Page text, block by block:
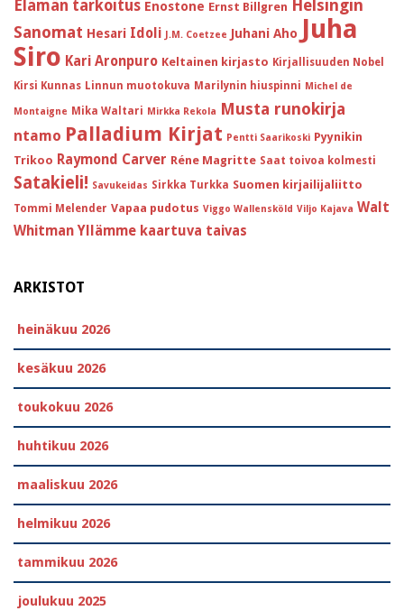
Elämän tarkoitus Enostone Ernst Billgren Helsingin
Sanomat Hesari Idoli J.M. Coetzee Juhani Aho Juha
Siro Kari Aronpuro Keltainen kirjasto Kirjallisuuden Nobel
Kirsi Kunnas Linnun muotokuva Marilynin hiuspinni Michel de
Montaigne Mika Waltari Mirkka Rekola Musta runokirja
ntamo Palladium Kirjat Pentti Saarikoski Pyynikin
Trikoo Raymond Carver Réne Magritte Saat toivoa kolmesti
Satakieli! Savukeidas Sirkka Turkka Suomen kirjailijaliitto
Tommi Melender Vapaa pudotus Viggo Wallensköld Viljo Kajava Walt
Whitman Yllämme kaartuva taivas
ARKISTOT
heinäkuu 2026
kesäkuu 2026
toukokuu 2026
huhtikuu 2026
maaliskuu 2026
helmikuu 2026
tammikuu 2026
joulukuu 2025